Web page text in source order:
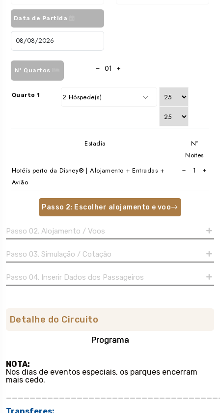
Data de Partida
Nº Quartos
Quarto 1 2 Hóspede(s)
Estadia
Nº
Noites
Hotéis perto da Disney® | Alojamento + Entradas +
Avião
Passo 2: Escolher alojamento e voo
Passo 02. Alojamento / Voos
Passo 03. Simulação / Cotação
Passo 04. Inserir Dados dos Passageiros
Detalhe do Circuito
Programa
NOTA:
Nos dias de eventos especiais, os parques encerram
mais cedo.